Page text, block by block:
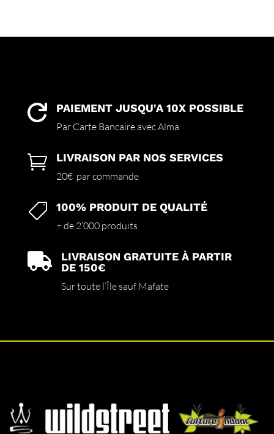
 PAIEMENT JUSQU'A 10X POSSIBLE
Par Carte Bancaire avec Alma
 LIVRAISON PAR NOS SERVICES
20€ par commande
 100% PRODUIT DE QUALITÉ
+ de 2’000 produits

LIVRAISON GRATUITE À PARTIR
DE 150€
Sur toute l’Île sauf Mafate